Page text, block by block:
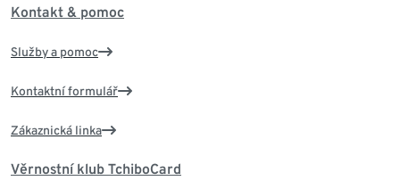
Kontakt & pomoc
Služby a pomoc
Kontaktní formulář
Zákaznická linka
Věrnostní klub TchiboCard